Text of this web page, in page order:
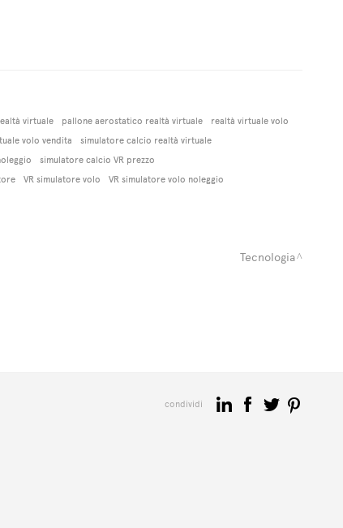
virtuale pallone aerostatico realtà virtuale
realtà virtuale volo
volo vendita
simulatore calcio realtà virtuale
simulatore calcio VR prezzo
VR simulatore volo
VR simulatore volo noleggio
Tecnologia
condividi